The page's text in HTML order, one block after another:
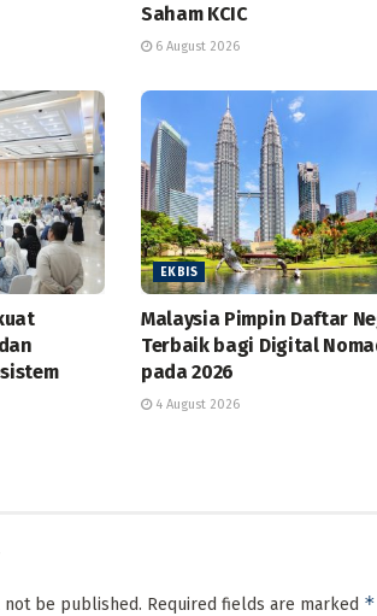
Saham KCIC
6 August 2026
EKBIS
Malaysia Pimpin Daftar
Terbaik bagi Digital
pada 2026
4 August 2026
not be published. Required fields are marked *